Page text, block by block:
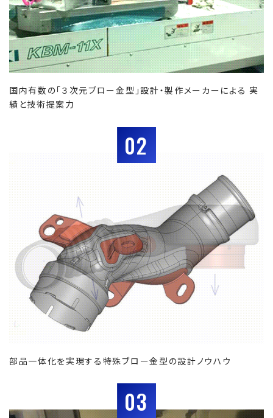
国内有数の「３次元ブロー金型」設計・製作メーカーによる 実
績と技術提案力
02
部品一体化を実現する特殊ブロー金型の設計ノウハウ
03